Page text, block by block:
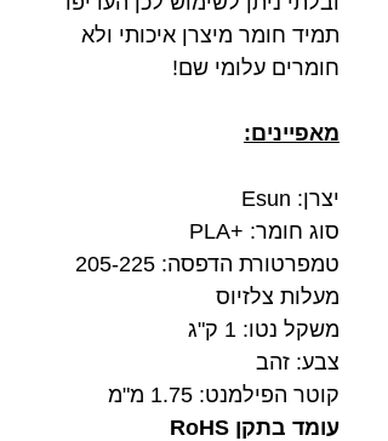
תמיד חומר מיצרן איכותי ולא
חומרים עלומי שם!
מאפיינים:
יצרן: Esun
סוג חומר: +PLA
טמפרטורת הדפסה: 205-225
מעלות צלזיוס
משקל נטו: 1 ק"ג
צבע: זהב
קוטר הפילמנט: 1.75 מ"מ
עומד בתקן RoHS